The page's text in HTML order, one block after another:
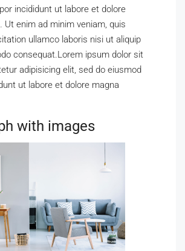
incididunt ut labore et dolore
Ut enim ad minim veniam, quis
ullamco laboris nisi ut aliquip
consequat.Lorem ipsum dolor sit
adipisicing elit, sed do eiusmod
ut labore et dolore magna
with images